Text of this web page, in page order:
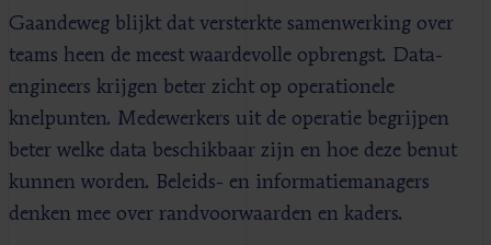
Gaandeweg blijkt dat versterkte samenwerking over
teams heen de meest waardevolle opbrengst. Data-
engineers krijgen beter zicht op operationele
knelpunten. Medewerkers uit de operatie begrijpen
beter welke data beschikbaar zijn en hoe deze benut
kunnen worden. Beleids- en informatiemanagers
denken mee over randvoorwaarden en kaders.